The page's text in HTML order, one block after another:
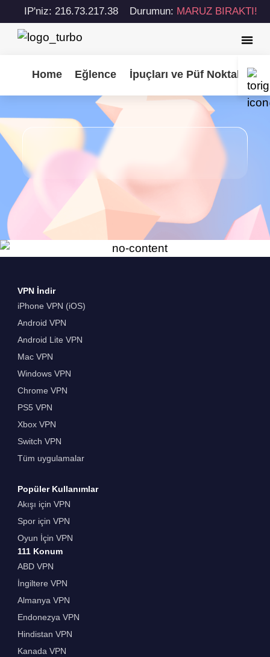
IP'niz: 216.73.217.38 Durumun: MARUZ BIRAKTI!
Home Eğlence İpuçları ve Püf Noktaları
VPN İndir
iPhone VPN (iOS)
Android VPN
Android Lite VPN
Mac VPN
Windows VPN
Chrome VPN
PS5 VPN
Xbox VPN
Switch VPN
Tüm uygulamalar
Popüler Kullanımlar
Akışı için VPN
Spor için VPN
Oyun İçin VPN
111 Konum
ABD VPN
İngiltere VPN
Almanya VPN
Endonezya VPN
Hindistan VPN
Kanada VPN